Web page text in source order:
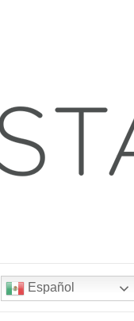
Español